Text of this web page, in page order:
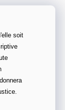
soit